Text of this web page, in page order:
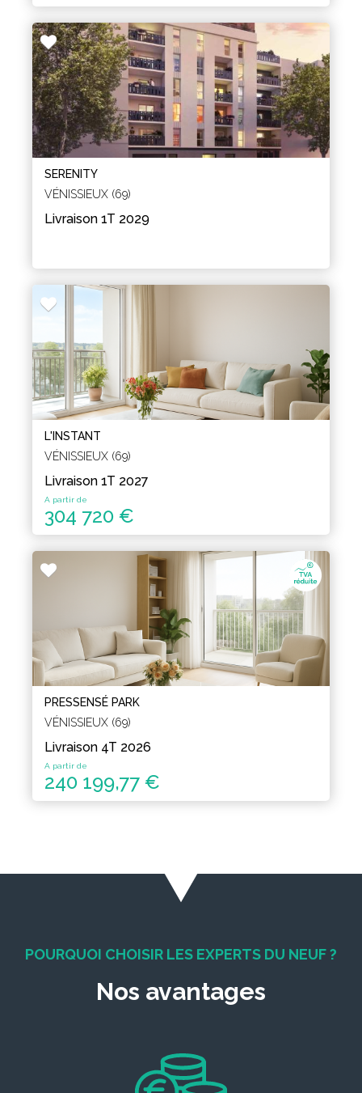
SERENITY
VÉNISSIEUX (69)
Livraison 1T 2029
L'INSTANT
VÉNISSIEUX (69)
Livraison 1T 2027
A partir de
304 720 €
PRESSENSÉ PARK
VÉNISSIEUX (69)
Livraison 4T 2026
A partir de
240 199,77 €
POURQUOI CHOISIR LES EXPERTS DU NEUF ?
Nos avantages